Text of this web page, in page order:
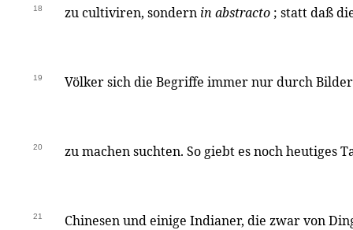
18 zu cultiviren, sondern in abstracto ; statt daß
19 Völker sich die Begriffe immer nur durch
20 zu machen suchten. So giebt es noch heutiges
21 Chinesen und einige Indianer, die zwar von